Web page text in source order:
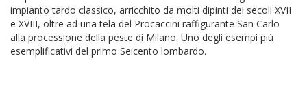
impianto tardo classico, arricchito da molti dipinti dei secoli XVII
e XVIII, oltre ad una tela del Procaccini raffigurante San Carlo
alla processione della peste di Milano. Uno degli esempi più
esemplificativi del primo Seicento lombardo.